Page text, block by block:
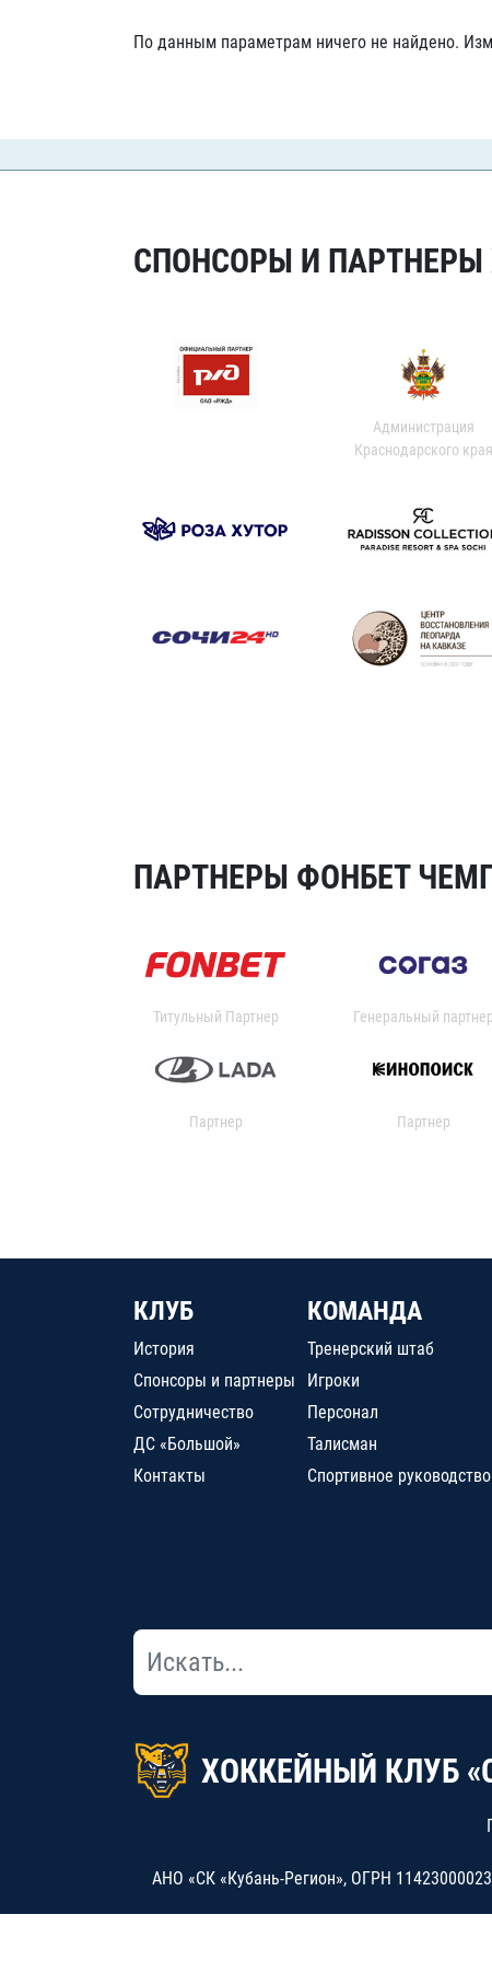
Северсталь
По данным параметрам ничего не найдено.
СПОНСОРЫ И ПАРТНЕРЫ
Администрация
Краснодарского края
ПАРТНЕРЫ ФОНБЕТ
Титульный Партнер Генеральный партнер
Партнер Партнер
КЛУБ
История
Спонсоры и партнеры
Сотрудничество
ДС «Большой»
Контакты
КОМАНДА
Тренерский штаб
Игроки
Персонал
Талисман
Спортивное руководство
ХОККЕЙНЫЙ КЛУБ
АНО «СК «Кубань-Регион», ОГРН